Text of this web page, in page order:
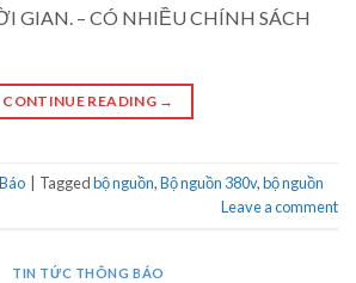
GIAN. – CÓ NHIỀU CHÍNH SÁCH
CONTINUE READING →
Taggedbộ nguồn,Bộ nguồn 380v,bộ nguồn
Leave a comment
TIN TỨC THÔNG BÁO